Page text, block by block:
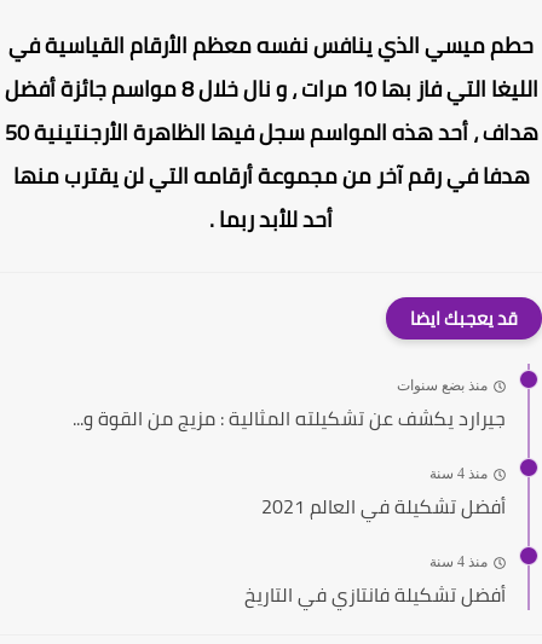
ميسي الذي ينافس نفسه معظم الأرقام القياسية في
الليغا التي فاز بها 10 مرات ، و نال خلال 8 مواسم جائزة أفضل
هداف ، أحد هذه المواسم سجل فيها الظاهرة الأرجنتينية 50
في رقم آخر من مجموعة أرقامه التي لن يقترب منها
أحد للأبد ربما .
قد يعجبك ايضا
منذ بضع سنوات
جيرارد يكشف عن تشكيلته المثالية : مزيج من القوة و...
منذ 4 سنة
أفضل تشكيلة في العالم 2021
منذ 4 سنة
أفضل تشكيلة فانتازي في التاريخ